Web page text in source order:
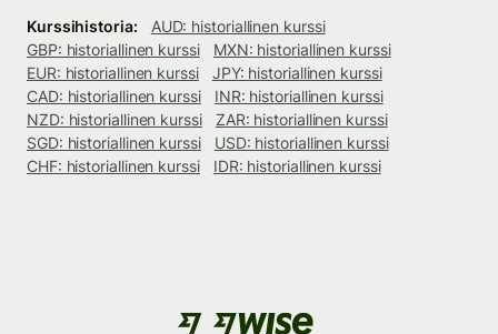
Kurssihistoria:
AUD: historiallinen kurssi
GBP: historiallinen kurssi
MXN: historiallinen kurssi
EUR: historiallinen kurssi
JPY: historiallinen kurssi
CAD: historiallinen kurssi
INR: historiallinen kurssi
NZD: historiallinen kurssi
ZAR: historiallinen kurssi
SGD: historiallinen kurssi
USD: historiallinen kurssi
CHF: historiallinen kurssi
IDR: historiallinen kurssi